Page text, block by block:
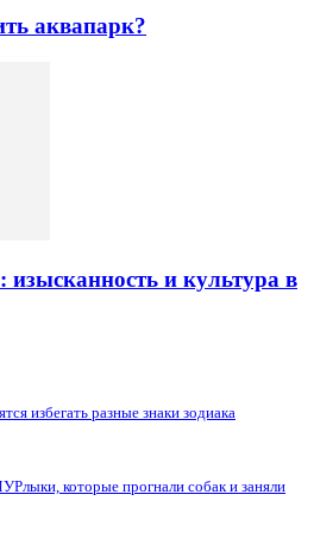
аквапарк?
и культура в
избегать разные знаки зодиака
которые прогнали собак и заняли